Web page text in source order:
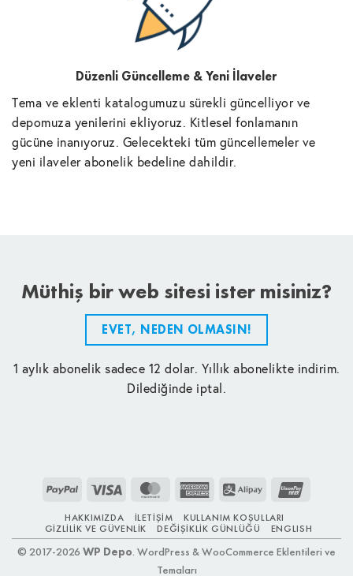
Düzenli Güncelleme & Yeni İlaveler
Tema ve eklenti katalogumuzu sürekli güncelliyor ve
depomuza yenilerini ekliyoruz. Kitlesel fonlamanın
gücüne inanıyoruz. Gelecekteki tüm güncellemeler ve
yeni ilaveler abonelik bedeline dahildir.
Müthiş bir web sitesi ister misiniz?
EVET, NEDEN OLMASIN!
1 aylık abonelik sadece 12 dolar. Yıllık abonelikte indirim.
Dilediğinde iptal.
PayPal Visa MasterCardAmerican
Alipay
HAKKIMIZDA İLETIŞIM
KULLANIM KOŞULLARI
GIZLILIK VE GÜVENLIK
DEĞIŞIKLIK GÜNLÜĞÜ ENGLISH
© 2017-2026 WP Depo. WordPress & WooCommerce Eklentileri ve
Temaları